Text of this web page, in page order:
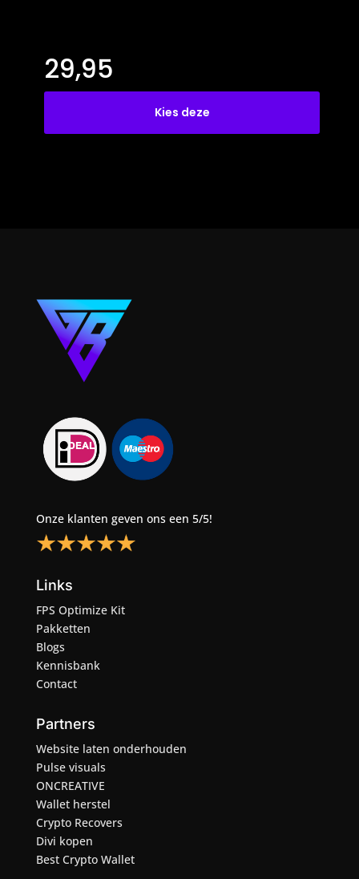
29,95
Kies deze
Onze klanten geven ons een 5/5!
Links
FPS Optimize Kit
Pakketten
Blogs
Kennisbank
Contact
Partners
Website laten onderhouden
Pulse visuals
ONCREATIVE
Wallet herstel
Crypto Recovers
Divi kopen
Best Crypto Wallet